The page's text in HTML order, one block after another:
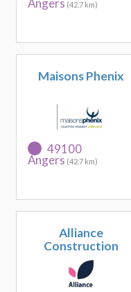
Angers (42.7 km)
Maisons Phenix
49100
Angers (42.7 km)
Alliance
Construction